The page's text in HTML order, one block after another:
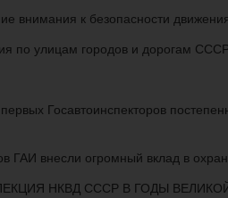
внимания к безопасности
по улицам городов и дорогам
Госавтоинспекторов
ГАИ внесли огромный вклад в
НКВД СССР В ГОДЫ